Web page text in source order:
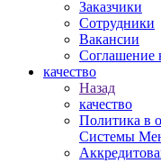
Заказчики
Сотрудники
Вакансии
Соглашение
качество
Назад
качество
Политика в
Системы